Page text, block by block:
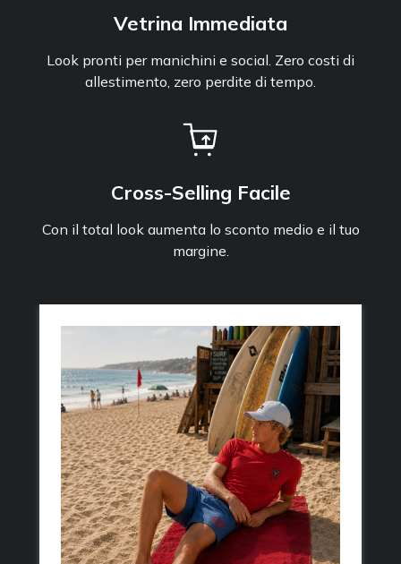
Vetrina Immediata
Look pronti per manichini e social. Zero costi di
allestimento, zero perdite di tempo.
Cross-Selling Facile
Con il total look aumenta lo sconto medio e il tuo
margine.